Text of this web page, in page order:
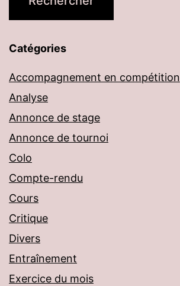
Catégories
Accompagnement en compétition
Analyse
Annonce de stage
Annonce de tournoi
Colo
Compte-rendu
Cours
Critique
Divers
Entraînement
Exercice du mois